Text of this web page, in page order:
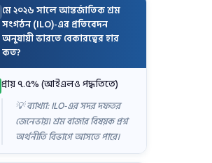
মে ২০২৬ সালে আন্তর্জাতিক শ্রম
সংগঠন (ILO)-এর প্রতিবেদন
অনুযায়ী ভারতে বেকারত্বের হার
কত?
প্রায় ৭.৫% (আইএলও পদ্ধতিতে)
💡 ব্যাখ্যা: ILO-এর সদর দফতর
জেনেভায়। শ্রম বাজার বিষয়ক প্রশ্ন
অর্থনীতি বিভাগে আসতে পারে।